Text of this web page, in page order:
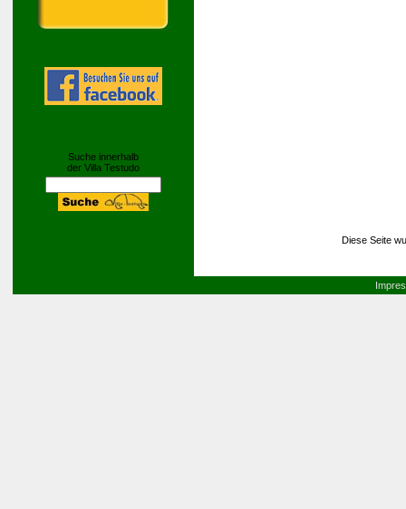
Suche innerhalb
der Villa Testudo
Diese Seite